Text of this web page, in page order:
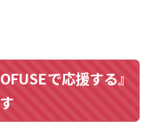
で応援する』